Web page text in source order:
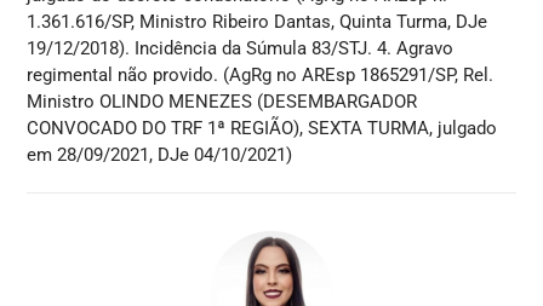
1.361.616/SP, Ministro Ribeiro Dantas, Quinta Turma, DJe
19/12/2018). Incidência da Súmula 83/STJ. 4. Agravo
regimental não provido. (AgRg no AREsp 1865291/SP, Rel.
Ministro OLINDO MENEZES (DESEMBARGADOR
CONVOCADO DO TRF 1ª REGIÃO), SEXTA TURMA, julgado
em 28/09/2021, DJe 04/10/2021)